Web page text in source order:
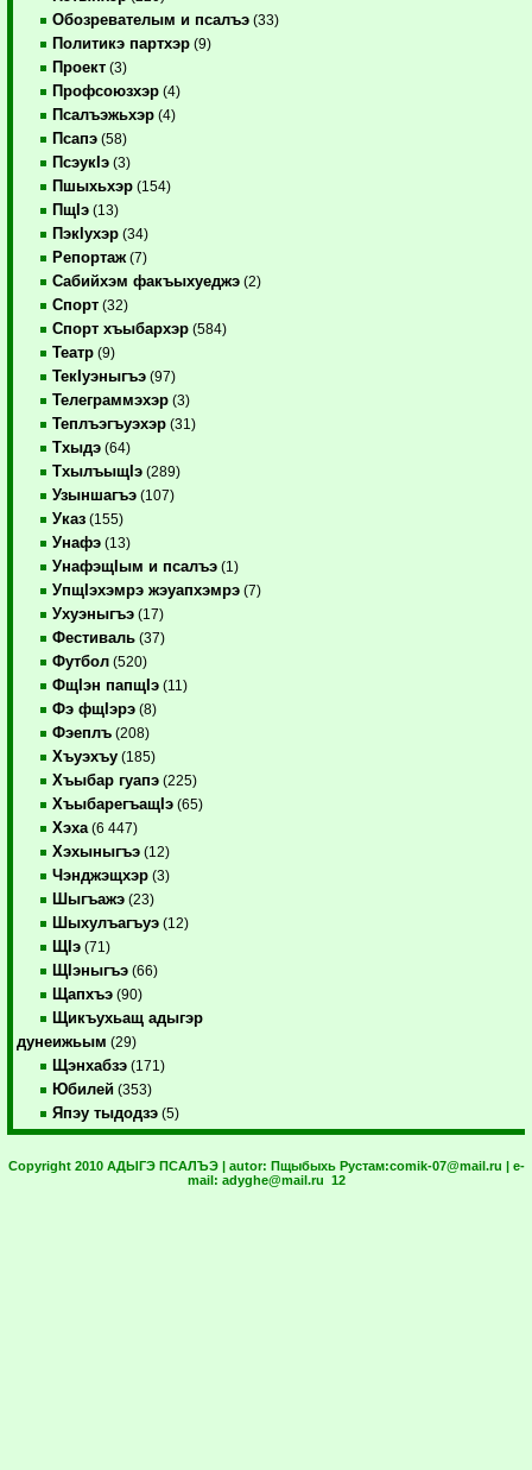
Обозревателым и псалъэ (33)
Политикэ партхэр (9)
Проект (3)
Профсоюзхэр (4)
Псалъэжьхэр (4)
Псапэ (58)
ПсэукIэ (3)
Пшыхьхэр (154)
ПщIэ (13)
ПэкIухэр (34)
Репортаж (7)
Сабийхэм факъыхуеджэ (2)
Спорт (32)
Спорт хъыбархэр (584)
Театр (9)
ТекIуэныгъэ (97)
Телеграммэхэр (3)
Теплъэгъуэхэр (31)
Тхыдэ (64)
ТхылъыщIэ (289)
Узыншагъэ (107)
Указ (155)
Унафэ (13)
УнафэщIым и псалъэ (1)
УпщIэхэмрэ жэуапхэмрэ (7)
Ухуэныгъэ (17)
Фестиваль (37)
Футбол (520)
ФщIэн папщIэ (11)
Фэ фщIэрэ (8)
Фэеплъ (208)
Хъуэхъу (185)
Хъыбар гуапэ (225)
ХъыбарегъащIэ (65)
Хэха (6 447)
Хэхыныгъэ (12)
Чэнджэщхэр (3)
Шыгъажэ (23)
Шыхулъагъуэ (12)
ЩIэ (71)
ЩIэныгъэ (66)
Щапхъэ (90)
Щикъухьащ адыгэр
дунеижьым (29)
Щэнхабзэ (171)
Юбилей (353)
Япэу тыдодзэ (5)
Copyright 2010 АДЫГЭ ПСАЛЪЭ | autor: Пщыбыхь Рустам:comik-07@mail.ru | e-
mail: adyghe@mail.ru 12